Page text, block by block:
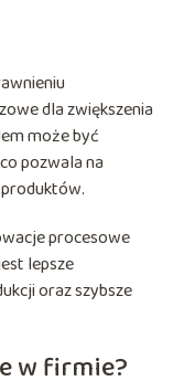
dla zwiększenia
może być
pozwala na
procesowe
lepsze
oraz szybsze
w firmie?